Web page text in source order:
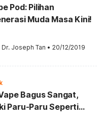
Pod: Pilihan
Muda Masa Kini!
Dr. Joseph Tan • 20/12/2019
Bagus Sangat,
Paru-Paru Seperti